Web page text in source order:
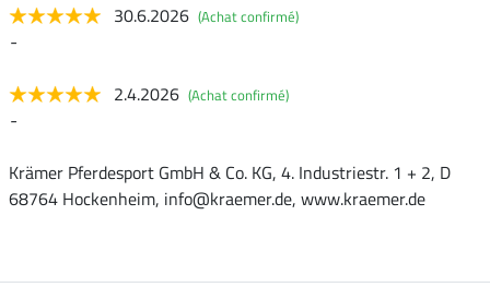
30.6.2026 (Achat confirmé)
-
2.4.2026 (Achat confirmé)
-
Krämer Pferdesport GmbH & Co. KG, 4. Industriestr. 1 + 2, D
68764 Hockenheim, info@kraemer.de, www.kraemer.de